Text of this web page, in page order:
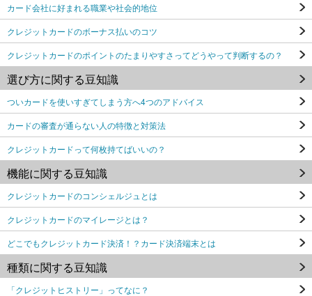
カード会社に好まれる職業や社会的地位
クレジットカードのボーナス払いのコツ
クレジットカードのポイントのたまりやすさってどうやって判断するの？
選び方に関する豆知識
ついカードを使いすぎてしまう方へ4つのアドバイス
カードの審査が通らない人の特徴と対策法
クレジットカードって何枚持てばいいの？
機能に関する豆知識
クレジットカードのコンシェルジュとは
クレジットカードのマイレージとは？
どこでもクレジットカード決済！？カード決済端末とは
種類に関する豆知識
「クレジットヒストリー」ってなに？